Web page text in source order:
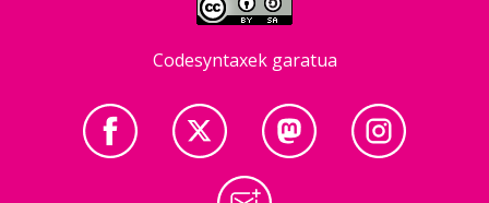
Codesyntaxek garatua